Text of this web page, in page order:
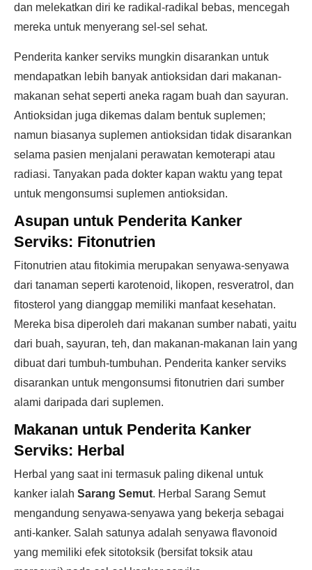
dan melekatkan diri ke radikal-radikal bebas, mencegah
mereka untuk menyerang sel-sel sehat.
Penderita kanker serviks mungkin disarankan untuk
mendapatkan lebih banyak antioksidan dari makanan-
makanan sehat seperti aneka ragam buah dan sayuran.
Antioksidan juga dikemas dalam bentuk suplemen;
namun biasanya suplemen antioksidan tidak disarankan
selama pasien menjalani perawatan kemoterapi atau
radiasi. Tanyakan pada dokter kapan waktu yang tepat
untuk mengonsumsi suplemen antioksidan.
Asupan untuk Penderita Kanker
Serviks: Fitonutrien
Fitonutrien atau fitokimia merupakan senyawa-senyawa
dari tanaman seperti karotenoid, likopen, resveratrol, dan
fitosterol yang dianggap memiliki manfaat kesehatan.
Mereka bisa diperoleh dari makanan sumber nabati, yaitu
dari buah, sayuran, teh, dan makanan-makanan lain yang
dibuat dari tumbuh-tumbuhan. Penderita kanker serviks
disarankan untuk mengonsumsi fitonutrien dari sumber
alami daripada dari suplemen.
Makanan untuk Penderita Kanker
Serviks: Herbal
Herbal yang saat ini termasuk paling dikenal untuk
kanker ialah Sarang Semut. Herbal Sarang Semut
mengandung senyawa-senyawa yang bekerja sebagai
anti-kanker. Salah satunya adalah senyawa flavonoid
yang memiliki efek sitotoksik (bersifat toksik atau